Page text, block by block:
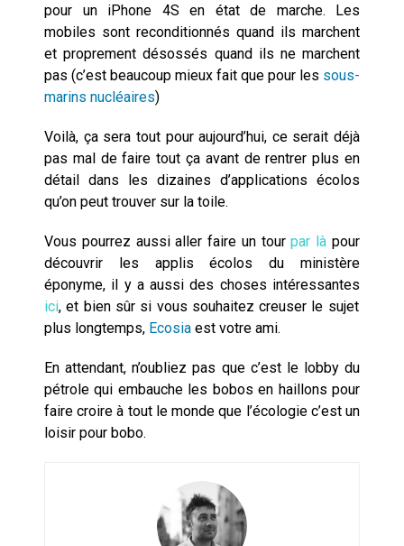
pour un iPhone 4S en état de marche. Les
mobiles sont reconditionnés quand ils marchent
et proprement désossés quand ils ne marchent
pas (c’est beaucoup mieux fait que pour les sous-
marins nucléaires)
Voilà, ça sera tout pour aujourd’hui, ce serait déjà
pas mal de faire tout ça avant de rentrer plus en
détail dans les dizaines d’applications écolos
qu’on peut trouver sur la toile.
Vous pourrez aussi aller faire un tourpar là pour
découvrir les applis écolos du ministère
éponyme, il y a aussi des choses intéressantes
ici,et bien sûr si vous souhaitez creuser le sujet
plus longtemps, Ecosia est votre ami.
En attendant, n’oubliez pas que c’est le lobby du
pétrole qui embauche les bobos en haillons pour
faire croire à tout le monde que l’écologie c’est un
loisir pour bobo.